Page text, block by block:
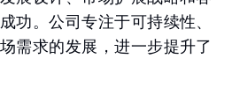
功。公司专注于可持续性、
需求的发展，进一步提升了